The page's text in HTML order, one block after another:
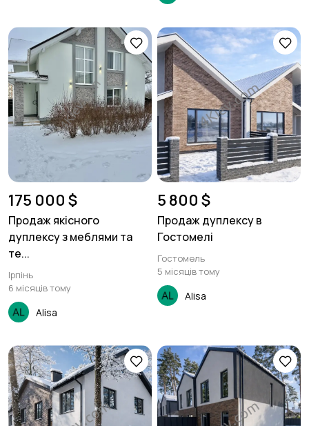
175 000 $
Продаж якісного
дуплексу з меблями та
те...
Ірпінь
6 місяців тому
Alisa
5 800 $
Продаж дуплексу в
Гостомелі
Гостомель
5 місяців тому
Alisa